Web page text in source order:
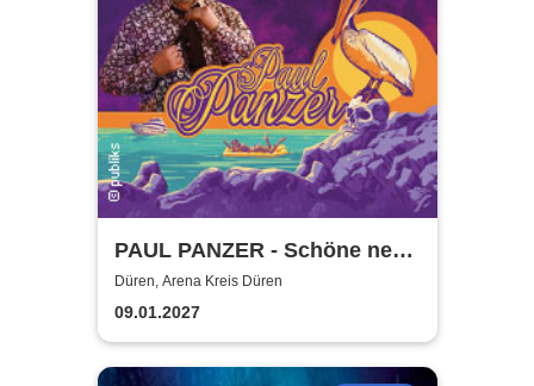
PAUL PANZER - Schöne neue
Welt - welcome to hell
Düren, Arena Kreis Düren
09.01.2027